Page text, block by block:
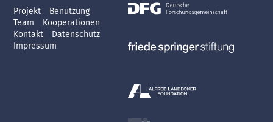
Projekt
Benutzung
Team
Kooperationen
Kontakt
Datenschutz
Impressum